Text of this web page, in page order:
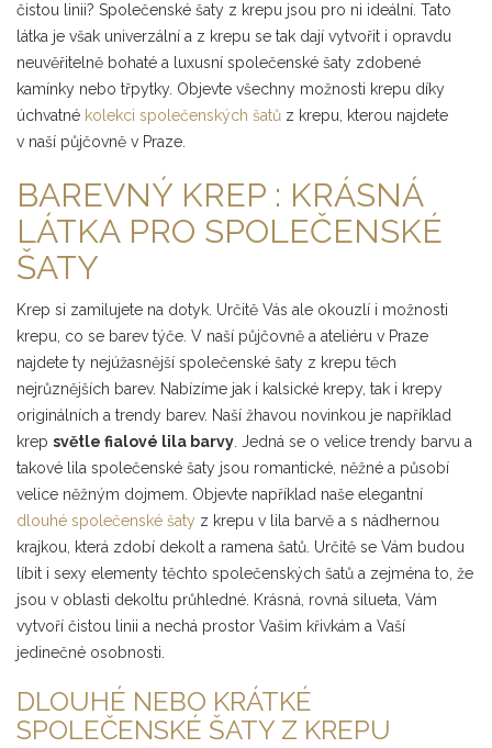
čistou linii? Společenské šaty z krepu jsou pro ni ideální. Tato
látka je však univerzální a z krepu se tak dají vytvořit i opravdu
neuvěřitelně bohaté a luxusní společenské šaty zdobené
kamínky nebo třpytky. Objevte všechny možnosti krepu díky
úchvatné kolekci společenských šatů z krepu, kterou najdete
v naší půjčovně v Praze.
BAREVNÝ KREP : KRÁSNÁ
LÁTKA PRO SPOLEČENSKÉ
ŠATY
Krep si zamilujete na dotyk. Určitě Vás ale okouzlí i možnosti
krepu, co se barev týče. V naší půjčovně a ateliéru v Praze
najdete ty nejúžasnější společenské šaty z krepu těch
nejrůznějších barev. Nabízíme jak i kalsické krepy, tak i krepy
originálních a trendy barev. Naší žhavou novinkou je například
krep světle fialové lila barvy. Jedná se o velice trendy barvu a
takové lila společenské šaty jsou romantické, něžné a působí
velice něžným dojmem. Objevte například naše elegantní
dlouhé společenské šaty z krepu v lila barvě a s nádhernou
krajkou, která zdobí dekolt a ramena šatů. Určitě se Vám budou
líbit i sexy elementy těchto společenských šatů a zejména to, že
jsou v oblasti dekoltu průhledné. Krásná, rovná silueta, Vám
vytvoří čistou linii a nechá prostor Vašim křivkám a Vaší
jedinečné osobnosti.
DLOUHÉ NEBO KRÁTKÉ
SPOLEČENSKÉ ŠATY Z KREPU